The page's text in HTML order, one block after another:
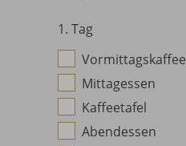
1. Tag
Vormittagskaffee
Mittagessen
Kaffeetafel
Abendessen